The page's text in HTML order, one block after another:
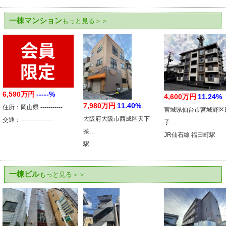
一棟マンションもっと見る＞＞
6,590万円 -----%
住所：岡山県 -----------
交通：----------------
7,980万円 11.40%
大阪府大阪市西成区天下
茶…
駅
4,600万円 11.24%
宮城県仙台市宮城野区
子…
JR仙石線 福田町駅
一棟ビルもっと見る＞＞